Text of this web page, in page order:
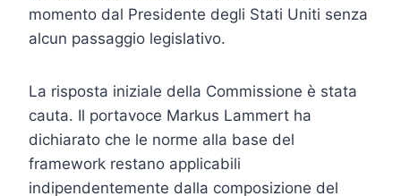
momento dal Presidente degli Stati Uniti senza
alcun passaggio legislativo.
La risposta iniziale della Commissione è stata
cauta. Il portavoce Markus Lammert ha
dichiarato che le norme alla base del
framework restano applicabili
indipendentemente dalla composizione del